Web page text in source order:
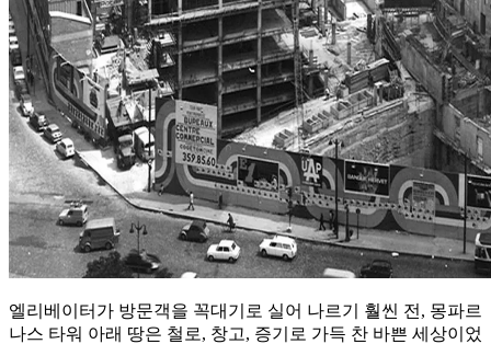
엘리베이터가 방문객을 꼭대기로 실어 나르기 훨씬 전, 몽파르
나스 타워 아래 땅은 철로, 창고, 증기로 가득 찬 바쁜 세상이었